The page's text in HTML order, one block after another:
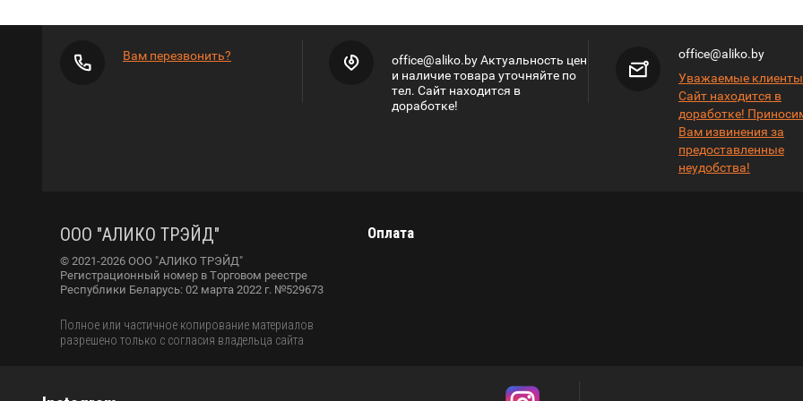
Вам перезвонить?
office@aliko.by Актуальность цен
и наличие товара уточняйте по
тел. Сайт находится в
доработке!
office@aliko.by
Уважаемые
Сайт находится в
доработке!
Вам извинения за
предоставленные
неудобства!
ООО "АЛИКО ТРЭЙД"
© 2021-2026 ООО "АЛИКО ТРЭЙД"
Регистрационный номер в Торговом реестре
Республики Беларусь: 02 марта 2022 г. №529673
Полное или частичное копирование материалов
разрешено только с согласия владельца сайта
Оплата